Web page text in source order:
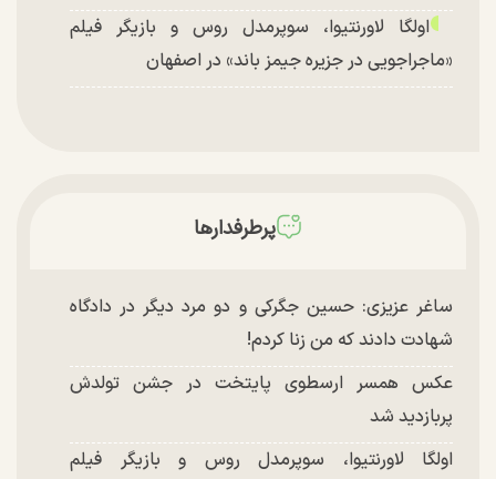
اولگا لاورنتیوا، سوپرمدل روس و بازیگر فیلم
«ماجراجویی در جزیره جیمز باند» در اصفهان
پرطرفدارها
ساغر عزیزی: حسین جگرکی و دو مرد دیگر در دادگاه
شهادت دادند که من زنا کردم!
عکس همسر ارسطوی پایتخت در جشن تولدش
پربازدید شد
اولگا لاورنتیوا، سوپرمدل روس و بازیگر فیلم